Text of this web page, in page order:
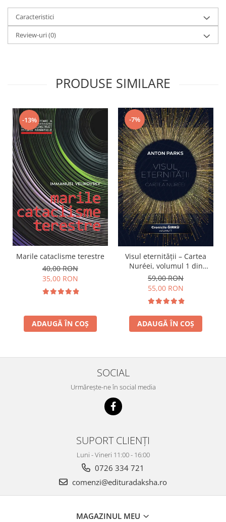
Caracteristici
Review-uri(0)
PRODUSE SIMILARE
-13%
Marile cataclisme terestre
40,00 RON
35,00 RON
ADAUGĂ ÎN COȘ
-7%
Visul eternității – Cartea
Nuréei, volumul 1 din
Cronicile Ǧírkù
59,00 RON
55,00 RON
ADAUGĂ ÎN COȘ
SOCIAL
Urmărește-ne în social media
SUPORT CLIENȚI
Luni - Vineri 11:00 - 16:00
0726 334 721
comenzi@edituradaksha.ro
MAGAZINUL MEU